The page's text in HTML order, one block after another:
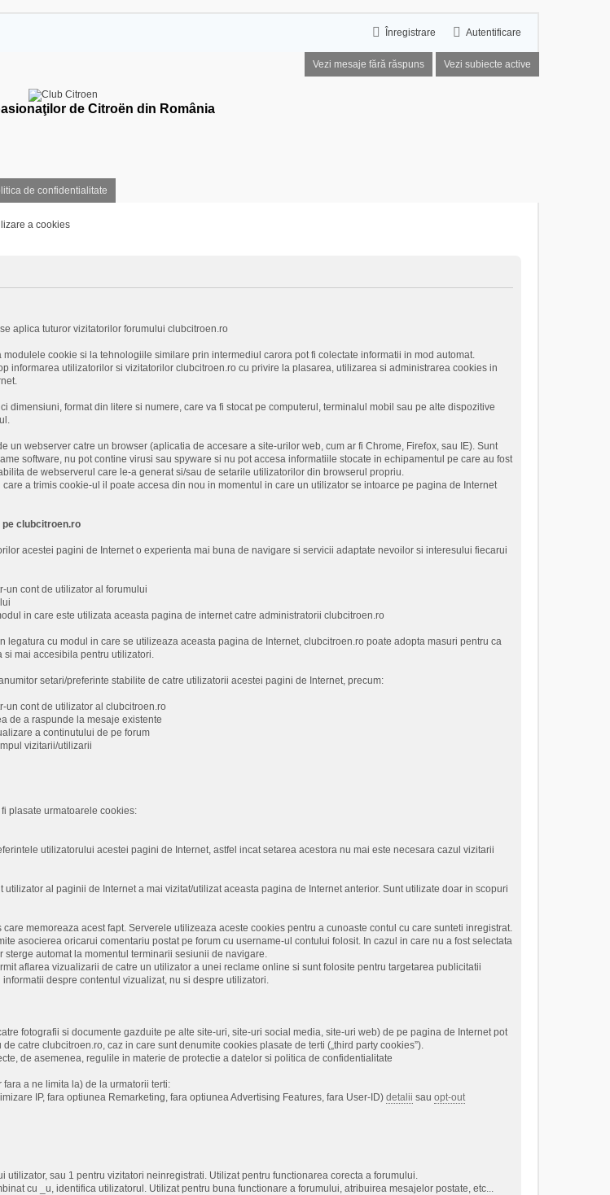
Autentificare
Înregistrare
Vezi mesaje fără răspuns Vezi subiecte active
de confidentialitate
de Citroën din România
a cookies
aplica tuturor vizitatorilor forumului clubcitroen.ro
cookie si la tehnologiile similare prin intermediul carora pot fi colectate informatii in mod automat.
informarea utilizatorilor si vizitatorilor clubcitroen.ro cu privire la plasarea, utilizarea si administrarea cookies in
dimensiuni, format din litere si numere, care va fi stocat pe computerul, terminalul mobil sau pe alte dispozitive
un webserver catre un browser (aplicatia de accesare a site-urilor web, cum ar fi Chrome, Firefox, sau IE). Sunt
software, nu pot contine virusi sau spyware si nu pot accesa informatiile stocate in echipamentul pe care au fost
de webserverul care le-a generat si/sau de setarile utilizatorilor din browserul propriu.
a trimis cookie-ul il poate accesa din nou in momentul in care un utilizator se intoarce pe pagina de Internet
clubcitroen.ro
acestei pagini de Internet o experienta mai buna de navigare si servicii adaptate nevoilor si interesului fiecarui
un cont de utilizator al forumului
in care este utilizata aceasta pagina de internet catre administratorii clubcitroen.ro
legatura cu modul in care se utilizeaza aceasta pagina de Internet, clubcitroen.ro poate adopta masuri pentru ca
si mai accesibila pentru utilizatori.
setari/preferinte stabilite de catre utilizatorii acestei pagini de Internet, precum:
un cont de utilizator al clubcitroen.ro
de a raspunde la mesaje existente
a continutului de pe forum
vizitarii/utilizarii
plasate urmatoarele cookies:
utilizatorului acestei pagini de Internet, astfel incat setarea acestora nu mai este necesara cazul vizitarii
al paginii de Internet a mai vizitat/utilizat aceasta pagina de Internet anterior. Sunt utilizate doar in scopuri
memoreaza acest fapt. Serverele utilizeaza aceste cookies pentru a cunoaste contul cu care sunteti inregistrat.
asocierea oricarui comentariu postat pe forum cu username-ul contului folosit. In cazul in care nu a fost selectata
sterge automat la momentul terminarii sesiunii de navigare.
aflarea vizualizarii de catre un utilizator a unei reclame online si sunt folosite pentru targetarea publicitatii
despre contentul vizualizat, nu si despre utilizatori.
fotografii si documente gazduite pe alte site-uri, site-uri social media, site-uri web) de pe pagina de Internet pot
catre clubcitroen.ro, caz in care sunt denumite cookies plasate de terti („third party cookies”).
de asemenea, regulile in materie de protectie a datelor si politica de confidentialitate
a ne limita la) de la urmatorii terti:
IP, fara optiunea Remarketing, fara optiunea Advertising Features, fara User-ID) detalii sau opt-out
utilizator, sau 1 pentru vizitatori neinregistrati. Utilizat pentru functionarea corecta a forumului.
cu _u, identifica utilizatorul. Utilizat pentru buna functionare a forumului, atribuirea mesajelor postate, etc...